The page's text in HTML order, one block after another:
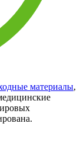
материалы,